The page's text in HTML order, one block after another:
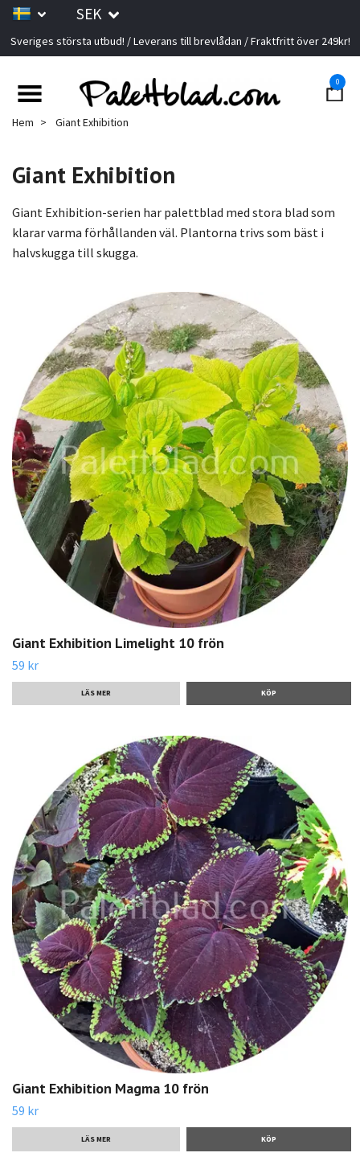
SEK
Sveriges största utbud! / Leverans till brevlådan / Fraktfritt över 249kr!
0
Hem Giant Exhibition
Giant Exhibition
Giant Exhibition-serien har palettblad med stora blad som
klarar varma förhållanden väl. Plantorna trivs som bäst i
halvskugga till skugga.
Giant Exhibition Limelight 10 frön
59 kr
LÄS MER
Giant Exhibition Magma 10 frön
59 kr
LÄS MER